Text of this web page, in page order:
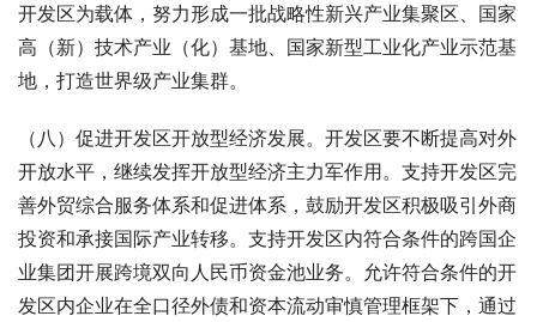
开发区为载体，努力形成一批战略性新兴产业集聚区、国家
高（新）技术产业（化）基地、国家新型工业化产业示范基
地，打造世界级产业集群。
（八）促进开发区开放型经济发展。开发区要不断提高对外
开放水平，继续发挥开放型经济主力军作用。支持开发区完
善外贸综合服务体系和促进体系，鼓励开发区积极吸引外商
投资和承接国际产业转移。支持开发区内符合条件的跨国企
业集团开展跨境双向人民币资金池业务。允许符合条件的开
发区内企业在全口径外债和资本流动审慎管理框架下，通过